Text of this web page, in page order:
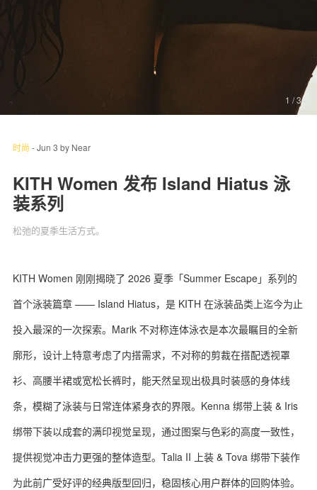
1 / 34
时尚 -Jun 3 by Near
KITH Women 发布 Island Hiatus 泳
装系列
松弛的夏季生活方式。
KITH Women 刚刚揭晓了 2026 夏季「Summer Escape」系列的
首个泳装篇章 —— Island Hiatus，是 KITH 在泳装品类上迄今为止
投入最深的一次探索。Marik 不对称连体泳衣是本次最瞩目的全新
廓形，设计上特意考虑了内搭需求，不对称的剪裁在搭配透视罩
衫、高腰半裙或宽松长裤时，能天然呈现出极具时装感的身体线
条，模糊了泳装与日常连体紧身衣的界限。Kenna 绑带上装 & Iris
绑带下装以成套的满印视觉呈现，通过图案与色彩的高度一致性，
提供视觉冲击力更强的整体造型。Talia II 上装 & Tova 绑带下装作
为此前广受好评的经典版型回归，稳固核心用户群体的回购体验。